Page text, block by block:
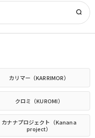
カリマー（KARRIMOR）
クロミ（KUROMI）
カナナプロジェクト（Kanana
project）